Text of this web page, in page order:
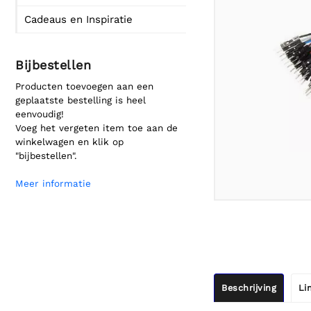
Cadeaus en Inspiratie
Bijbestellen
Producten toevoegen aan een
geplaatste bestelling is heel
eenvoudig!
Voeg het vergeten item toe aan de
winkelwagen en klik op
"bijbestellen".
Meer informatie
Beschrijving